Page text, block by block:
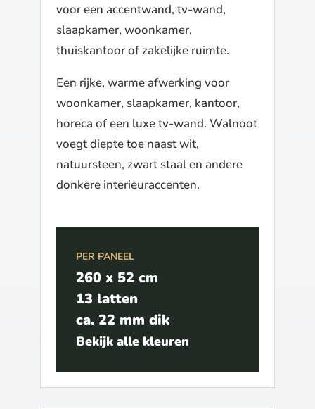
voor een accentwand, tv-wand,
slaapkamer, woonkamer,
thuiskantoor of zakelijke ruimte.
Een rijke, warme afwerking voor
woonkamer, slaapkamer, kantoor,
horeca of een luxe tv-wand. Walnoot
voegt diepte toe naast wit,
natuursteen, zwart staal en andere
donkere interieuraccenten.
PER PANEEL
260 x 52 cm
13 latten
ca. 22 mm dik
Bekijk alle kleuren